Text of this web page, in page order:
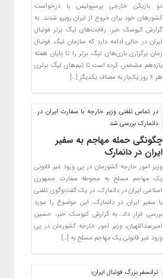
دو بازیکن خارجی پرسپولیس با درخواست
کشورهای خود برای خروج از ایران روبرو شدند. به
گزارش کیوسک خبر، رقابت‌های لیگ برتر فوتبال
ایران در حالی ادامه دارد که سازمان لیگ فوتبال
زمان برگزاری بازی‌های لیگ برتر را تا پایان هفته
یازدهم مشخص کرده است تا تیم‌های لیگ برتری
هر ۶ روز یک‌بار به مصاف یکدیگر […]
در تماس تلفنی وزیر خارجه با سفارت ایران در
دانمارک بررسی شد
چگونگی حمله مهاجم به سفیر
ایران در دانمارک
وزیر امور خارجه کشورمان در پی ورود غیر قانونی
یک مهاجم مسلح به محوطه سفارت جمهوری
اسلامی ایران در دانمارک، در یک گفت‌وگوی تلفنی
با سفیر ایران در دانمارک، این موضوع را مورد
بررسی قرار داد. به گزارش کیوسک خبر، حسین
امیرعبداللهیان، وزیر امور خارجه کشورمان در پی
ورود غیر قانونی یک مهاجم مسلح به […]
ترانسفر بزرگ فوتبال ایران؛